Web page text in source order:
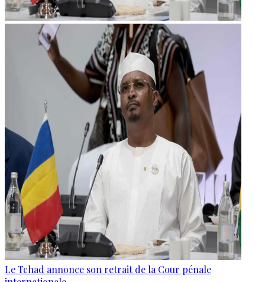
Le Tchad annonce son retrait de la Cour pénale